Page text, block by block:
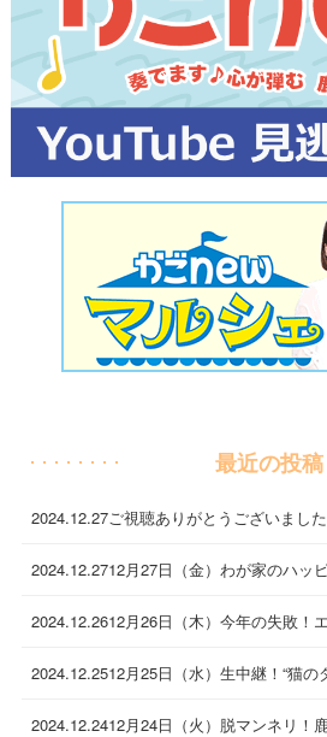
最近の投稿
2024.12.27ご視聴ありがとうございました
2024.12.2712月27日（金）わが家のハッ
2024.12.2612月26日（木）今年の失敗！
2024.12.2512月25日（水）生中継！“猫の
2024.12.2412月24日（火）脱マンネリ！